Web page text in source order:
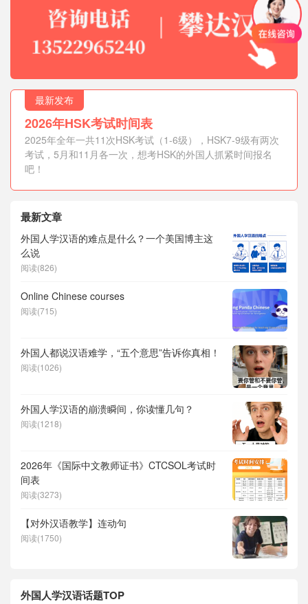
最新发布
2026年HSK考试时间表
2025年全年一共11次HSK考试（1-6级），HSK7-9级有两次
考试，5月和11月各一次，想考HSK的外国人抓紧时间报名
吧！
最新文章
外国人学汉语的难点是什么？一个美国博主这
么说
阅读(826)
Online Chinese courses
阅读(715)
外国人都说汉语难学，“五个意思”告诉你真相！
阅读(1026)
外国人学汉语的崩溃瞬间，你读懂几句？
阅读(1218)
2026年《国际中文教师证书》CTCSOL考试时
间表
阅读(3273)
【对外汉语教学】连动句
阅读(1750)
外国人学汉语话题TOP